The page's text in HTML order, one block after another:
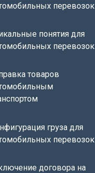
перевозок
понятия для
перевозок
товаров
груза для
перевозок
договора на